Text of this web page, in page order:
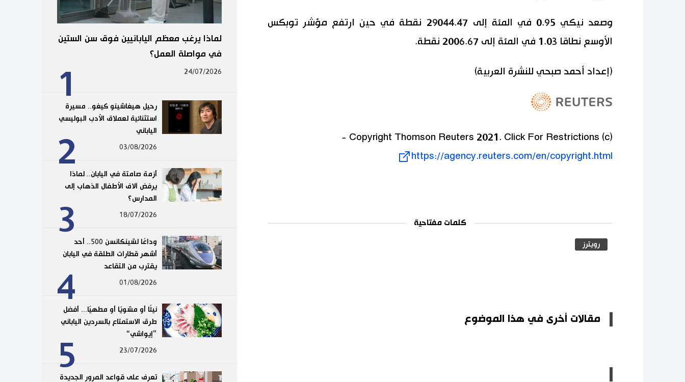
وصعد نيكي 0.95 في المئة إلى 29044.47 نقطة في حين ارتفع مؤشر توبكس
الأوسع نطاقا 1.03 في المئة إلى 2006.67 نقطة.
(إعداد أحمد صبحي للنشرة العربية)
(c) Copyright Thomson Reuters 2021. Click For Restrictions -
https://agency.reuters.com/en/copyright.html
كلمات مفتاحية
رويترز
مقالات أخرى في هذا الموضوع
1
لماذا يرغب معظم اليابانيين فوق سن الستين
في مواصلة العمل؟
24/07/2026
2
رحيل هيغاشينو كيغو.. مسيرة
استثنائية لعملاق الأدب البوليسي
الياباني
03/08/2026
3
أزمة صامتة في اليابان.. لماذا
يرفض آلاف الأطفال الذهاب إلى
المدارس؟
18/07/2026
4
وداعًا لشينكانسن 500.. أحد
أشهر قطارات الطلقة في اليابان
يقترب من التقاعد
01/08/2026
5
نيئًا أو مشويًا أو مطهيًا... أفضل
طرق الاستمتاع بالسردين الياباني
”إيواشي“
23/07/2026
تعرف على قواعد المرور الجديدة